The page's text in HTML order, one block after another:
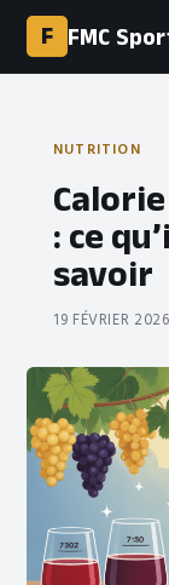
F FMC
NUTRITION
: ce
savoir
19 FÉVRIER 2026